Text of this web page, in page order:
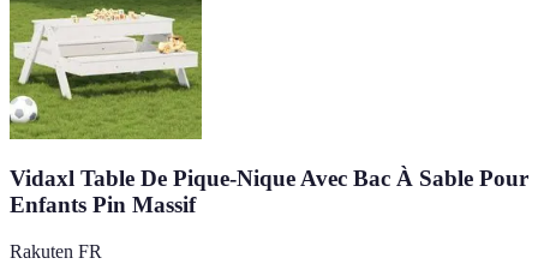
Vidaxl Table De Pique-Nique Avec Bac À Sable Pour
Enfants Pin Massif
Rakuten FR